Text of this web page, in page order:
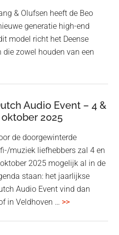
& Olufsen heeft de Beo
generatie high-end
model richt het Deense
zowel houden van een
Audio Event – 4 &
oktober 2025
de doorgewinterde
muziek liefhebbers zal 4 en
2025 mogelijk al in de
staan: het jaarlijkse
Audio Event vind dan
in Veldhoven … >>overDutch